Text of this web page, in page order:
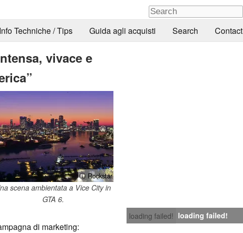
Info Techniche / Tips Guida agli acquisti Search Contact
vivace e
ⓘ Rockstar
scena ambientata a Vice City in
GTA 6.
loading failed! loading failed!
di marketing: